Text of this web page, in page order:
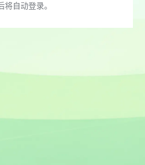
自动登录。